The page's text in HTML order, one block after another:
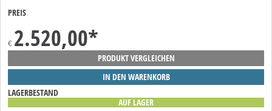
PREIS
€ 2.520,00*
PRODUKT VERGLEICHEN
IN DEN WARENKORB
LAGERBESTAND
AUF LAGER